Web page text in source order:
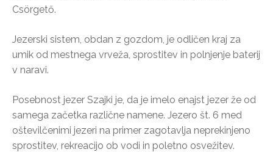
Csörgető.
Jezerski sistem, obdan z gozdom, je odličen kraj za
umik od mestnega vrveža, sprostitev in polnjenje baterij
v naravi.
Posebnost jezer Szajki je, da je imelo enajst jezer že od
samega začetka različne namene. Jezero št. 6 med
oštevilčenimi jezeri na primer zagotavlja neprekinjeno
sprostitev, rekreacijo ob vodi in poletno osvežitev.